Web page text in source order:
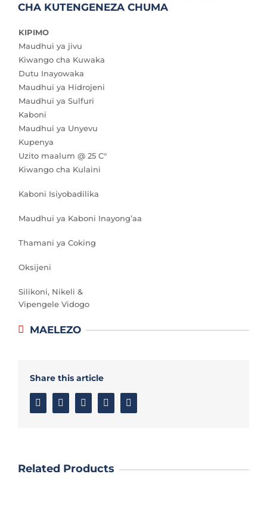
CHA KUTENGENEZA CHUMA
KIPIMO
Maudhui ya jivu
Kiwango cha Kuwaka
Dutu Inayowaka
Maudhui ya Hidrojeni
Maudhui ya Sulfuri
Kaboni
Maudhui ya Unyevu
Kupenya
Uzito maalum @ 25 C°
Kiwango cha Kulaini
Kaboni Isiyobadilika
Maudhui ya Kaboni Inayong’aa
Thamani ya Coking
Oksijeni
Silikoni, Nikeli &
Vipengele Vidogo
MAELEZO
Share this article
FacebookTwitter LinkedinGoogle+
Related Products